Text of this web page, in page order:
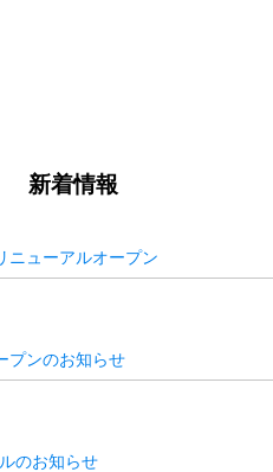
新着情報
ニューアルオープン
プンのお知らせ
のお知らせ